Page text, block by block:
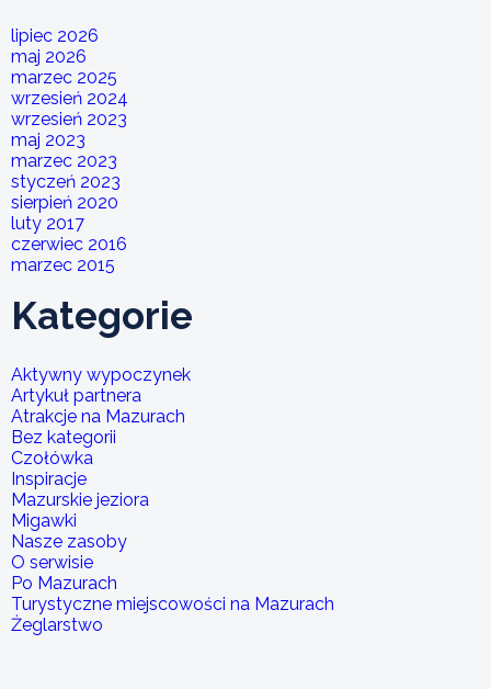
lipiec 2026
maj 2026
marzec 2025
wrzesień 2024
wrzesień 2023
maj 2023
marzec 2023
styczeń 2023
sierpień 2020
luty 2017
czerwiec 2016
marzec 2015
Kategorie
Aktywny wypoczynek
Artykuł partnera
Atrakcje na Mazurach
Bez kategorii
Czołówka
Inspiracje
Mazurskie jeziora
Migawki
Nasze zasoby
O serwisie
Po Mazurach
Turystyczne miejscowości na Mazurach
Żeglarstwo